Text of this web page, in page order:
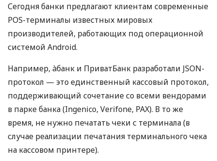
Сегодня банки предлагают клиентам современные
POS-терминалы известных мировых
производителей, работающих под операционной
системой Android.
Например, àбанк и ПриватБанк разработали JSON-
протокол — это единственный кассовый протокол,
поддерживающий сочетание со всеми вендорами
в парке банка (Ingenico, Verifone, PAX). В то же
время, не нужно печатать чеки с терминала (в
случае реализации печатания терминального чека
на кассовом принтере).